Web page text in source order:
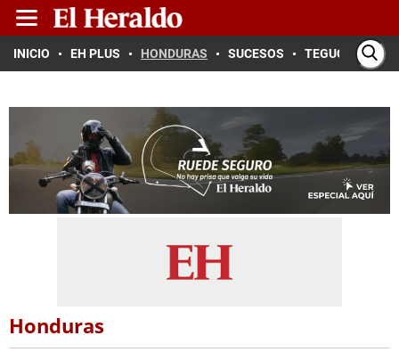
INICIO EH PLUS HONDURAS SUCESOS TEGUCIGALPA
Honduras